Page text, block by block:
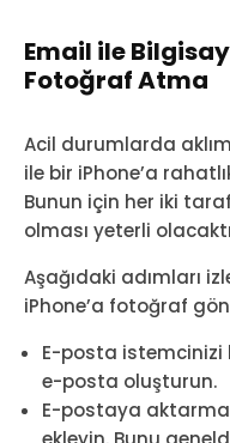
Email ile
Fotoğraf Atma
Acil durumlarda
ile bir iPhone’a
Bunun için her iki
olması yeterli
Aşağıdaki adımları
iPhone’a fotoğraf
E-posta istemcinizi
e-posta oluşturun.
E-postaya